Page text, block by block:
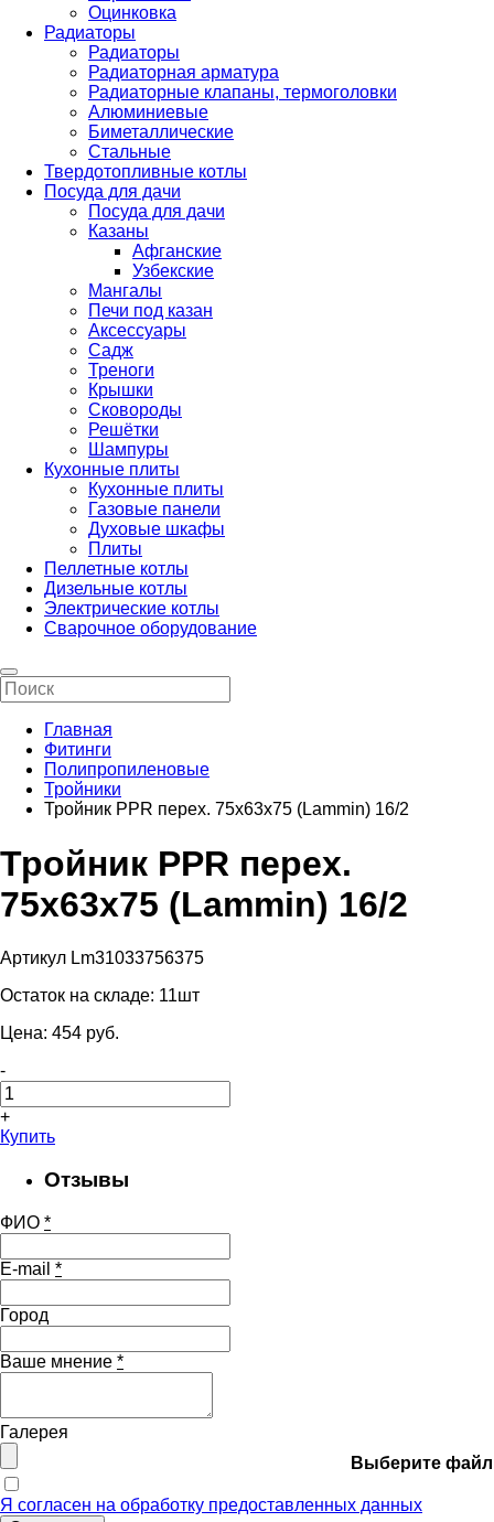
Оцинковка
Радиаторы
Радиаторы
Радиаторная арматура
Радиаторные клапаны, термоголовки
Алюминиевые
Биметаллические
Стальные
Твердотопливные котлы
Посуда для дачи
Посуда для дачи
Казаны
Афганские
Узбекские
Мангалы
Печи под казан
Аксессуары
Садж
Треноги
Крышки
Сковороды
Решётки
Шампуры
Кухонные плиты
Кухонные плиты
Газовые панели
Духовые шкафы
Плиты
Пеллетные котлы
Дизельные котлы
Электрические котлы
Сварочное оборудование
Главная
Фитинги
Полипропиленовые
Тройники
Тройник PPR перех. 75х63х75 (Lammin) 16/2
Тройник PPR перех.
75х63х75 (Lammin) 16/2
Артикул Lm31033756375
Остаток на складе: 11шт
Цена: 454 pуб.
-
+
Купить
Отзывы
ФИО *
E-mail *
Город
Ваше мнение *
Галерея
Выберите файл
Я согласен на обработку предоставленных данных